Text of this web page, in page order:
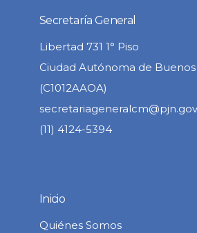
Secretaría General
Libertad 731 1° Piso
Ciudad Autónoma de Buenos
(C1012AAOA)
(11) 4124-5394
Inicio
Quiénes Somos